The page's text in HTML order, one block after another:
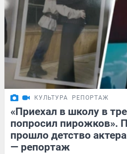
КУЛЬТУРА РЕПОРТАЖ
«Приехал в школу в
попросил пирожков».
прошло детство
— репортаж